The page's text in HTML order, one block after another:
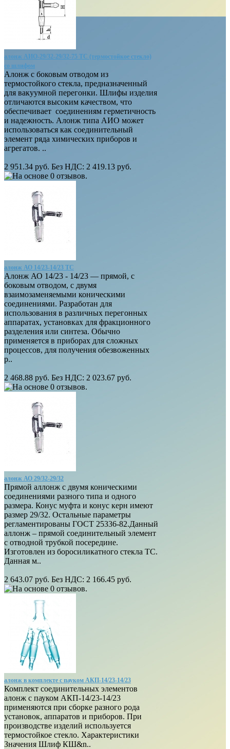
алонж АИО-29/32-29/32-75 ТС (термостойкое стекло)
со шлифом
Алонж с боковым отводом из
термостойкого стекла, предназначенный
для вакуумной перегонки. Шлифы изделия
отличаются высоким качеством, что
обеспечивает соединениям герметичность
и надежность. Алонж типа АИО может
использоваться как соединительный
элемент ряда химических приборов и
агрегатов. ..
2 951.34 руб. Без НДС: 2 419.13 руб.
алонж АО 14/23-14/23 ТС
Алонж АО 14/23 - 14/23 — прямой, с
боковым отводом, с двумя
взаимозаменяемыми коническими
соединениями. Разработан для
использования в различных перегонных
аппаратах, установках для фракционного
разделения или синтеза. Обычно
применяется в приборах для сложных
процессов, для получения обезвоженных
р..
2 468.88 руб. Без НДС: 2 023.67 руб.
алонж АО 29/32-29/32
Прямой аллонж с двумя коническими
соединениями разного типа и одного
размера. Конус муфта и конус керн имеют
размер 29/32. Остальные параметры
регламентированы ГОСТ 25336-82.Данный
аллонж – прямой соединительный элемент
с отводной трубкой посередине.
Изготовлен из боросиликатного стекла ТС.
Данная м..
2 643.07 руб. Без НДС: 2 166.45 руб.
алонж в комплекте с пауком АКП-14/23-14/23
Комплект соединительных элементов
алонж с пауком АКП-14/23-14/23
применяются при сборке разного рода
установок, аппаратов и приборов. При
производстве изделий используется
термостойкое стекло. Характеристики
Значения Шлиф КШ&n..